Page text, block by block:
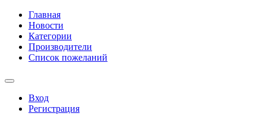
Главная
Новости
Категории
Производители
Список пожеланий
Вход
Регистрация